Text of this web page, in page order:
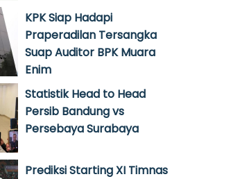
KPK Siap Hadapi
Praperadilan Tersangka
Suap Auditor BPK Muara
Enim
Statistik Head to Head
Persib Bandung vs
Persebaya Surabaya
Prediksi Starting XI Timnas